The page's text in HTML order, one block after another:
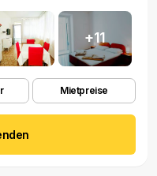
+11
Mietpreise